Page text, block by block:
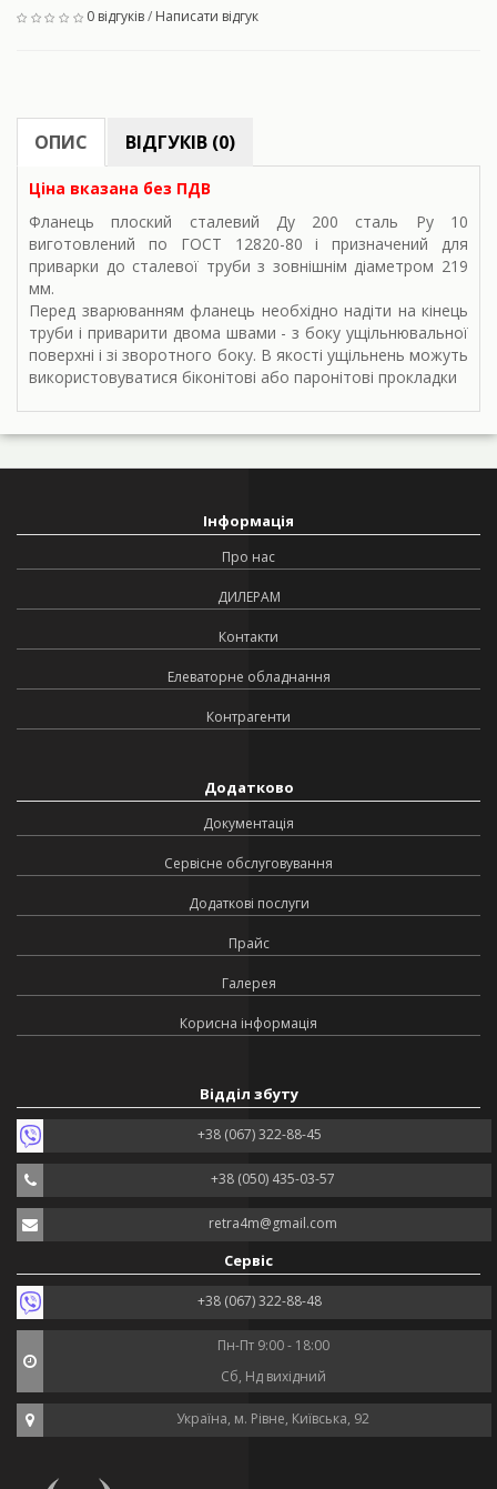
0 відгуків/ Написати відгук
ОПИС ВІДГУКІВ (0)
Ціна вказана без ПДВ
Фланець плоский сталевий Ду 200 сталь Ру 10
виготовлений по ГОСТ 12820-80 і призначений для
приварки до сталевої труби з зовнішнім діаметром 219
мм.
Перед зварюванням фланець необхідно надіти на кінець
труби і приварити двома швами - з боку ущільнювальної
поверхні і зі зворотного боку. В якості ущільнень можуть
використовуватися біконітові або паронітові прокладки
Інформація
Про нас
ДИЛЕРАМ
Контакти
Елеваторне обладнання
Контрагенти
Додатково
Документація
Сервісне обслуговування
Додаткові послуги
Прайс
Галерея
Корисна інформація
Відділ збуту
+38 (067) 322-88-45
+38 (050) 435-03-57
retra4m@gmail.com
Сервіс
+38 (067) 322-88-48
Пн-Пт 9:00 - 18:00
Сб, Нд вихідний
Україна, м. Рівне, Київська, 92